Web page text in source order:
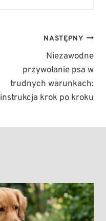
NASTĘPNY
Niezawodne
przywołanie psa w
trudnych warunkach:
instrukcja krok po kroku